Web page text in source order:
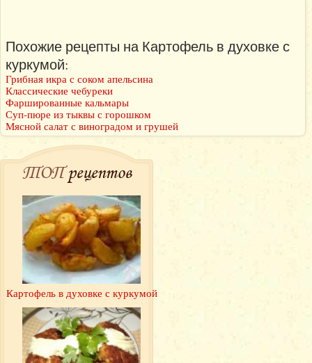
Похожие рецепты на Картофель в духовке с
куркумой:
Грибная икра с соком апельсина
Классические чебуреки
Фаршированные кальмары
Суп-пюре из тыквы с горошком
Мясной салат с виноградом и грушей
ТОПрецептов
Картофель в духовке с куркумой